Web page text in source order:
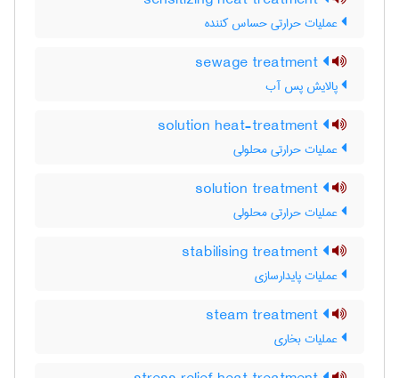
عملیات حرارتی حساس کننده
پالایش پس آب
عملیات حرارتی محلولی
عملیات حرارتی محلولی
عملیات پایدارسازی
عملیات بخاری